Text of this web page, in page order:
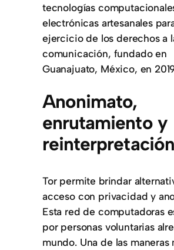
tecnologías
electrónicas artesanales
ejercicio de los derechos a
comunicación, fundado en
Guanajuato, México, en
Anonimato,
enrutamiento y
reinterpretación
Tor permite brindar
acceso con privacidad y
Esta red de computadoras
por personas voluntarias
mundo. Una de las maneras